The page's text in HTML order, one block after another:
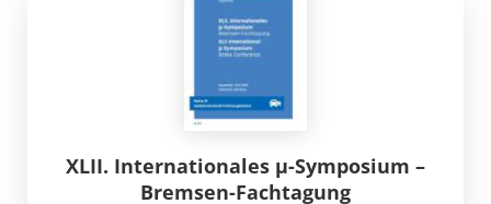
XLII. Internationales μ-Symposium –
Bremsen-Fachtagung